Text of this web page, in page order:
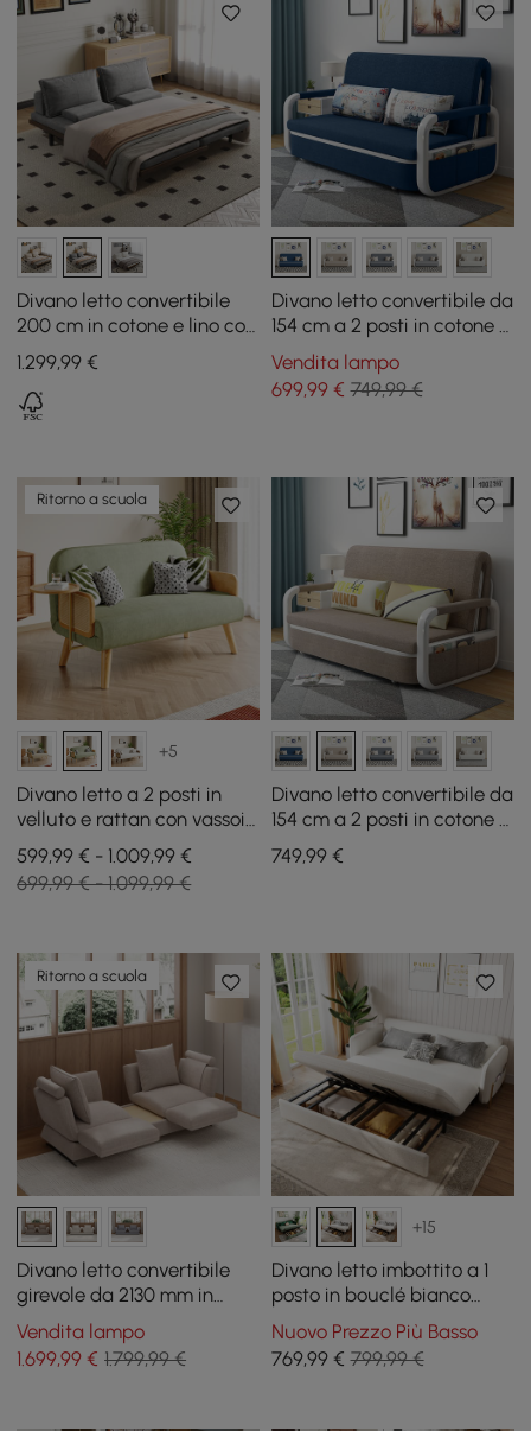
Divano letto convertibile
200 cm in cotone e lino con
cuscini
1.299,99 €
Divano letto convertibile da
154 cm a 2 posti in cotone e
lino con contenitore
Vendita lampo
699,99€ 749,99 €
Ritorno a scuola
+5
Divano letto a 2 posti in
velluto e rattan con vassoio
girevole
599,99 € - 1.009,99 €
699,99 € - 1.099,99 €
Divano letto convertibile da
154 cm a 2 posti in cotone e
lino con contenitore
749,99€
Ritorno a scuola
Divano letto convertibile
girevole da 2130 mm in
cotone e lino
Vendita lampo
1.699,99 € 1.799,99 €
+15
Divano letto imbottito a 1
posto in bouclé bianco
caldo con contenitore e
cuscini, 136 cm
Nuovo Prezzo Più Basso
769,99€ 799,99 €